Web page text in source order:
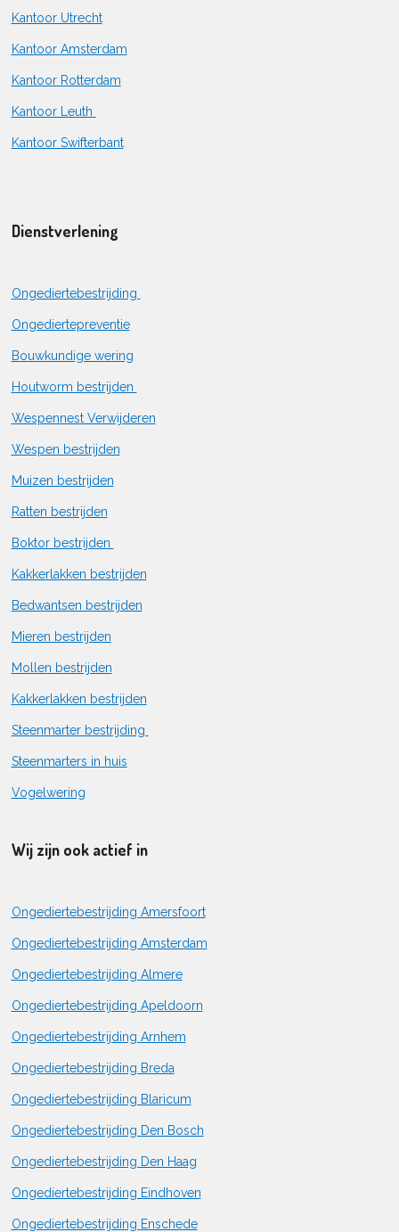
Kantoor Utrecht
Kantoor Amsterdam
Kantoor Rotterdam
Kantoor Leuth
Kantoor Swifterbant
Dienstverlening
Ongediertebestrijding
Ongediertepreventie
Bouwkundige wering
Houtworm bestrijden
Wespennest Verwijderen
Wespen bestrijden
Muizen bestrijden
Ratten bestrijden
Boktor bestrijden
Kakkerlakken bestrijden
Bedwantsen bestrijden
Mieren bestrijden
Mollen bestrijden
Kakkerlakken bestrijden
Steenmarter bestrijding
Steenmarters in huis
Vogelwering
Wij zijn ook actief in
Ongediertebestrijding Amersfoort
Ongediertebestrijding Amsterdam
Ongediertebestrijding Almere
Ongediertebestrijding Apeldoorn
Ongediertebestrijding Arnhem
Ongediertebestrijding Breda
Ongediertebestrijding Blaricum
Ongediertebestrijding Den Bosch
Ongediertebestrijding Den Haag
Ongediertebestrijding Eindhoven
Ongediertebestrijding Enschede